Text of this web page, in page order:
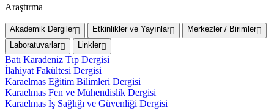
Araştırma
Akademik Dergiler Etkinlikler ve Yayınlar
Merkezler / Birimler
Laboratuvarlar
Linkler
Batı Karadeniz Tıp Dergisi
İlahiyat Fakültesi Dergisi
Karaelmas Eğitim Bilimleri Dergisi
Karaelmas Fen ve Mühendislik Dergisi
Karaelmas İş Sağlığı ve Güvenliği Dergisi